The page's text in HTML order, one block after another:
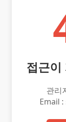
접근이
관리
Email